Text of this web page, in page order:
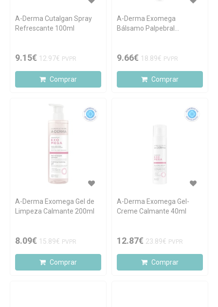
A-Derma Cutalgan Spray
Refrescante 100ml
9.15€ 12.97€ PVPR
Comprar
A-Derma Exomega
Bálsamo Palpebral
9.66€ 18.89€ PVPR
Comprar
A-Derma Exomega Gel de
Limpeza Calmante 200ml
8.09€ 15.89€ PVPR
Comprar
A-Derma Exomega Gel-
Creme Calmante 40ml
12.87€ 23.89€ PVPR
Comprar